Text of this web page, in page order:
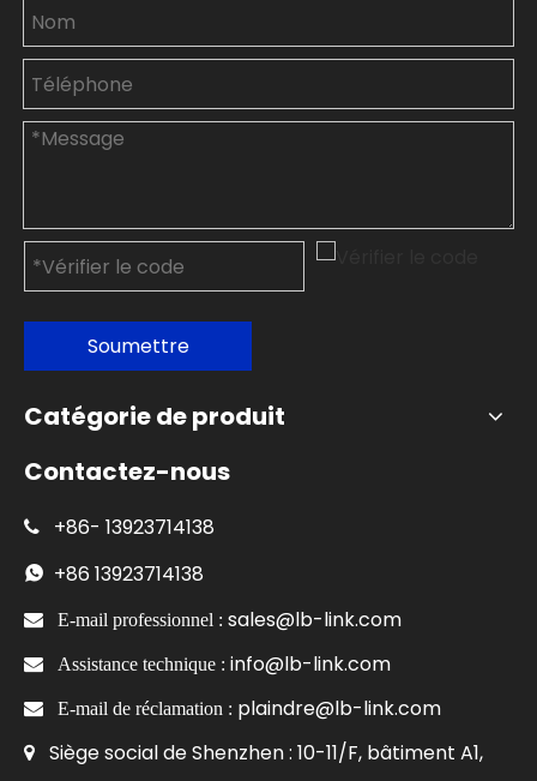
Soumettre
Catégorie de produit
Contactez-nous
 +86- 13923714138
 +86 13923714138
 E-mail professionnel : sales@lb-link.com
 Assistance technique : info@lb-link.com
 E-mail de réclamation : plaindre@lb-link.com
 Siège social de Shenzhen : 10-11/F, bâtiment A1,